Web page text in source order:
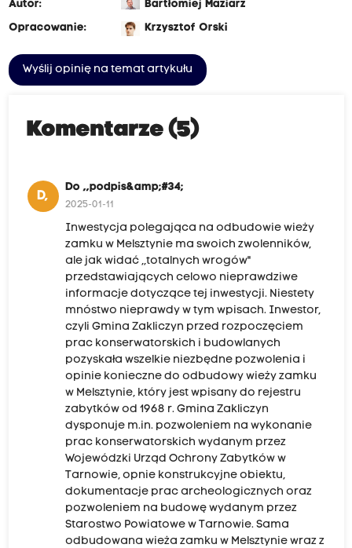
Autor:
Bartłomiej Maziarz
Opracowanie:
Krzysztof Orski
Wyślij opinię na temat artykułu
Komentarze (5)
D,
Do ,,podpis&amp;#34;
2025-01-11
Inwestycja polegająca na odbudowie wieży
zamku w Melsztynie ma swoich zwolenników,
ale jak widać ,,totalnych wrogów"
przedstawiających celowo nieprawdziwe
informacje dotyczące tej inwestycji. Niestety
mnóstwo nieprawdy w tym wpisach. Inwestor,
czyli Gmina Zakliczyn przed rozpoczęciem
prac konserwatorskich i budowlanych
pozyskała wszelkie niezbędne pozwolenia i
opinie konieczne do odbudowy wieży zamku
w Melsztynie, który jest wpisany do rejestru
zabytków od 1968 r. Gmina Zakliczyn
dysponuje m.in. pozwoleniem na wykonanie
prac konserwatorskich wydanym przez
Wojewódzki Urząd Ochrony Zabytków w
Tarnowie, opnie konstrukcyjne obiektu,
dokumentacje prac archeologicznych oraz
pozwoleniem na budowę wydanym przez
Starostwo Powiatowe w Tarnowie. Sama
odbudowana wieża zamku w Melsztynie wraz z